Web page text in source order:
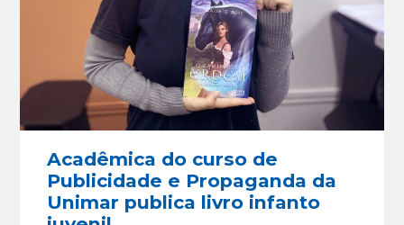
Acadêmica do curso de
Publicidade e Propaganda da
Unimar publica livro infanto